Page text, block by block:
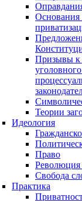
Основания
Призывы к
Теории
Идеология
Право
Революция
Свобода
Практика